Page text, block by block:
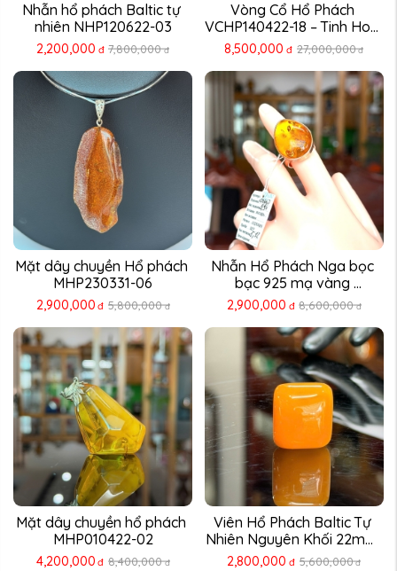
Nhẫn hổ phách Baltic tự
nhiên NHP120622-03
2,200,000 đ 7,800,000 đ
Vòng Cổ Hổ Phách
VCHP140422-18 – Tinh Hoa
...
8,500,000 đ 27,000,000 đ
Mặt dây chuyền Hổ phách
MHP230331-06
2,900,000 đ 5,800,000 đ
Nhẫn Hổ Phách Nga bọc
bạc 925 mạ vàng
NHP230311-12
2,900,000 đ 8,600,000 đ
Mặt dây chuyền hổ phách
MHP010422-02
4,200,000 đ 8,400,000 đ
Viên Hổ Phách Baltic Tự
Nhiên Nguyên Khối 22mm
...
2,800,000 đ 5,600,000 đ